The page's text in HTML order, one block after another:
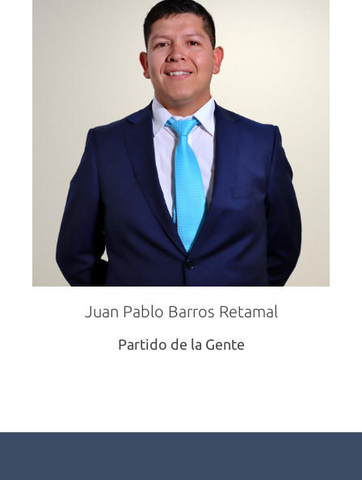
Juan Pablo Barros Retamal
Partido de la Gente